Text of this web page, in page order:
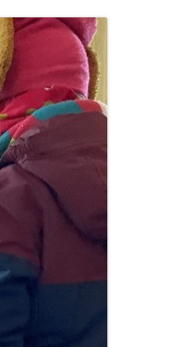
2025